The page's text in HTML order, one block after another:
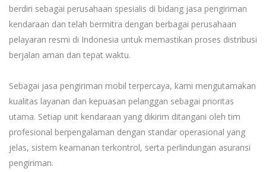
berdiri sebagai perusahaan spesialis di bidang jasa pengiriman
kendaraan dan telah bermitra dengan berbagai perusahaan
pelayaran resmi di Indonesia untuk memastikan proses distribusi
berjalan aman dan tepat waktu.
Sebagai jasa pengiriman mobil terpercaya, kami mengutamakan
kualitas layanan dan kepuasan pelanggan sebagai prioritas
utama. Setiap unit kendaraan yang dikirim ditangani oleh tim
profesional berpengalaman dengan standar operasional yang
jelas, sistem keamanan terkontrol, serta perlindungan asuransi
pengiriman.